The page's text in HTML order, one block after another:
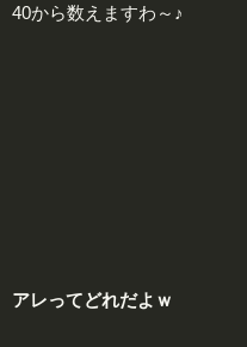
40から数えますわ～♪
アレってどれだよｗ